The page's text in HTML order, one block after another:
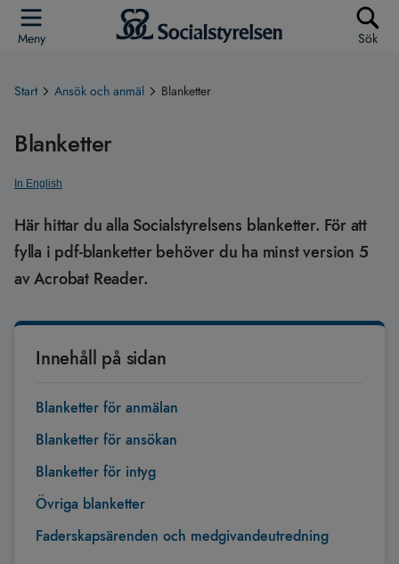
Meny Sök
Start Ansök och anmäl Blanketter
Blanketter
In English
Här hittar du alla Socialstyrelsens blanketter. För att
fylla i pdf-blanketter behöver du ha minst version 5
av Acrobat Reader.
Innehåll på sidan
Blanketter för anmälan
Blanketter för ansökan
Blanketter för intyg
Övriga blanketter
Faderskapsärenden och medgivandeutredning